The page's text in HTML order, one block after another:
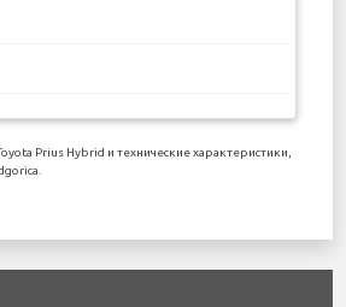
Prius Hybrid и технические характеристики,